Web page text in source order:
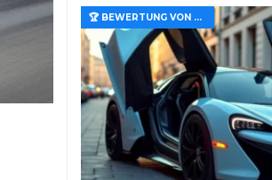
🏆 BEWERTUNG VON MERKMALEN UND WERT